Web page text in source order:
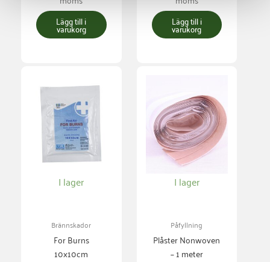
Lägg till i
varukorg
Lägg till i
varukorg
I lager
Brännskador
For Burns
10x10cm
I lager
Påfyllning
Plåster Nonwoven
– 1 meter